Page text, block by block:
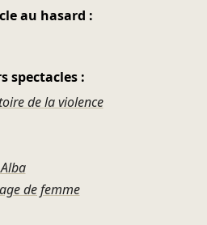
au hasard :
spectacles :
de la violence
de femme